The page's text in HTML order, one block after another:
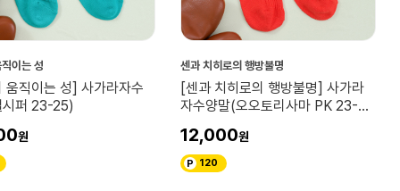
이는 성
움직이는 성] 사가라자수
시퍼 23-25)
센과 치히로의 행방불명
[센과 치히로의 행방불명] 사가라
자수양말(오오토리사마 PK 23-
12,000
120